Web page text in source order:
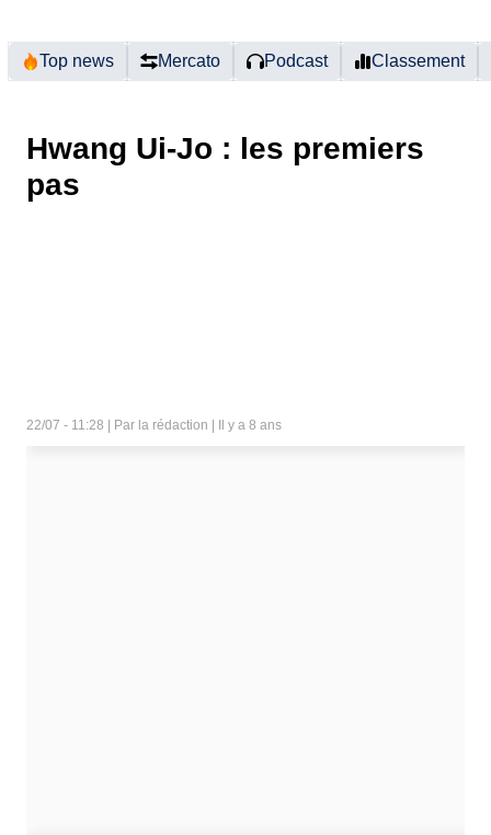
Top news Mercato Podcast Classement
Hwang Ui-Jo : les premiers
pas
22/07 - 11:28 | Par la rédaction | Il y a 8 ans